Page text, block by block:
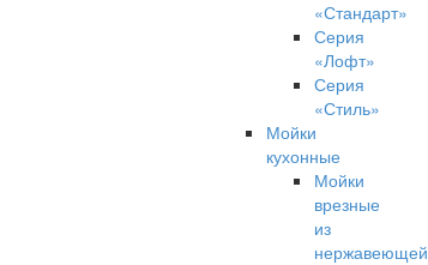
«Стандарт»
Серия
«Лофт»
Серия
«Стиль»
Мойки
кухонные
Мойки
врезные
из
нержавеющей